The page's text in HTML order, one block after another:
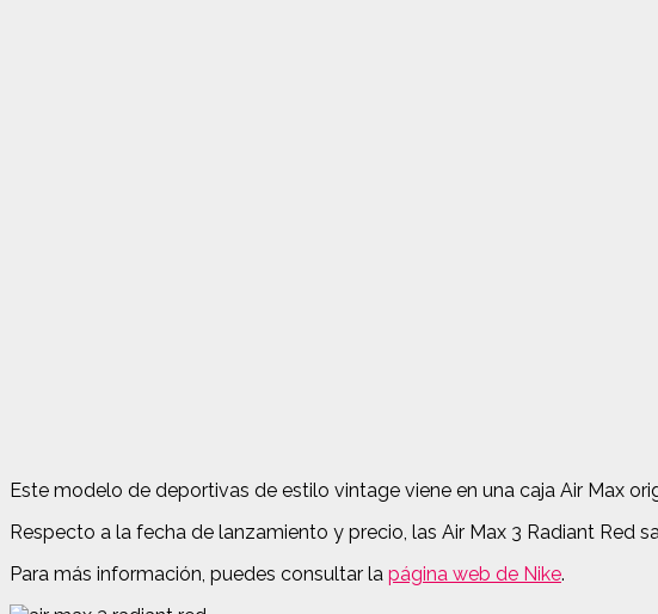
Este modelo de deportivas de estilo vintage viene en una caja Air Max
Respecto a la fecha de lanzamiento y precio, las Air Max 3 Radiant Red
Para más información, puedes consultar la página web de Nike.